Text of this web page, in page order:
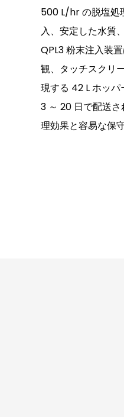
500 L/hr の脱塩処
入、安定した水質
QPL3 粉末注入装
観、タッチスクリ
現する 42 L ホッ
3 ～ 20 日で配送
理効果と容易な保